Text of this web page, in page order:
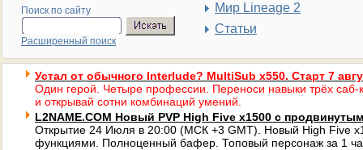
Поиск по сайту
Расширенный поиск
Мир Lineage 2
Статьи
Устал от обычного Interlude? MultiSub x550. Старт 7
Один герой. Четыре профессии. Переноси навыки трёх саб-
и открывай сотни комбинаций умений.
L2NAME.COM Новый PVP High Five x1500 с
Открытие 24 Июля в 20:00 (МСК +3 GMT). Новый High Five
функциями. Полноценный бафер. Топовый персонаж за 1